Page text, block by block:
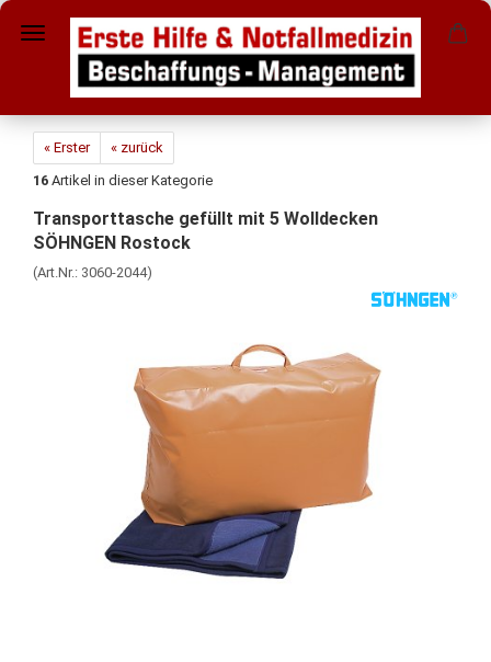
« Erster
« zurück
16 Artikel in dieser Kategorie
Transporttasche gefüllt mit 5 Wolldecken
SÖHNGEN Rostock
(Art.Nr.: 3060-2044)